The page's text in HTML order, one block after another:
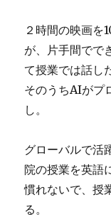
２時間の映画を
が、片手間でで
て授業では話し
そのうちAIがプ
し。
グローバルで活
院の授業を英語
慣れないで、授
る。